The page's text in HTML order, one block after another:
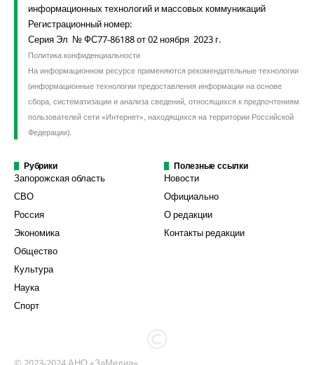
информационных технологий и массовых коммуникаций
Регистрационный номер:
Серия Эл № ФС77-86188 от 02 ноября 2023 г.
Политика конфиденциальности
На информационном ресурсе применяются рекомендательные технологии
(информационные технологии предоставления информации на основе
сбора, систематизации и анализа сведений, относящихся к предпочтениям
пользователей сети «Интернет», находящихся на территории Российской
Федерации).
Рубрики
Запорожская область
СВО
Россия
Экономика
Общество
Культура
Наука
Спорт
Полезные ссылки
Новости
Официально
О редакции
Контакты редакции